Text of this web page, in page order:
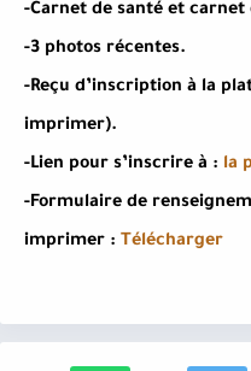
-Carnet de santé et carnet
-3 photos récentes.
-Reçu d’inscription à la
imprimer).
-Lien pour s’inscrire à : la
-Formulaire de
imprimer : Télécharger